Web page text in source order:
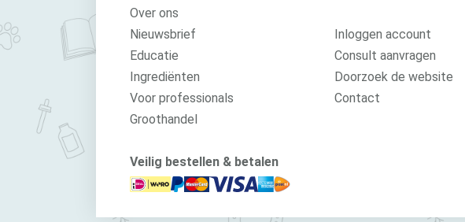
Over ons
Nieuwsbrief
Educatie
Ingrediënten
Voor professionals
Groothandel
Veilig bestellen & betalen
Inloggen account
Consult aanvragen
Doorzoek de website
Contact